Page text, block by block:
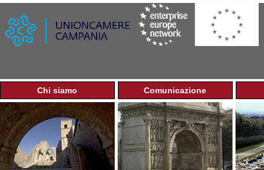
Jump to navigation
M
e
n
u
p
r
Chi siamo Comunicazione